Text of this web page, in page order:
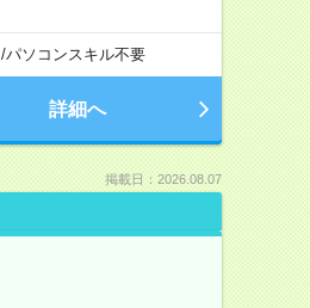
/パソコンスキル不要
詳細へ
掲載日：2026.08.07